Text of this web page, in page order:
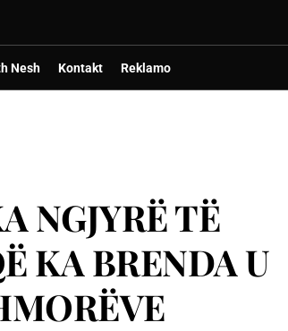
Nesh Kontakt Reklamo
NGJYRË TË
KA BRENDA U